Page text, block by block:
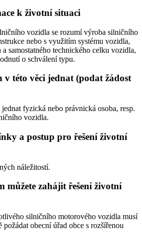
k životní situaci
vozidla se rozumí výroba silničního
nebo s využitím systému vozidla,
samostatného technického celku vozidla,
o schválení typu.
této věci jednat (podat žádost
fyzická nebo právnická osoba, resp.
vozidla.
a postup pro řešení životní
náležitostí.
můžete zahájit řešení životní
silničního motorového vozidla musí
požádat obecní úřad obce s rozšířenou